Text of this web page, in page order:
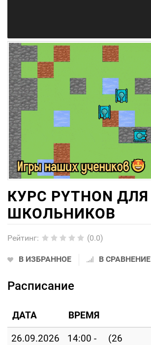
КУРС PYTHON ДЛЯ
ШКОЛЬНИКОВ
Рейтинг: (0.0)
В ИЗБРАННОЕ В СРАВНЕНИЕ
Расписание
ДАТА ВРЕМЯ
26.09.2026
14:00 -
(26